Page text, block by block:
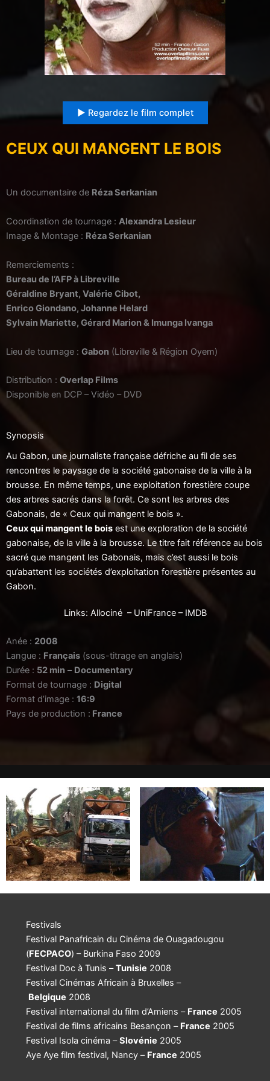
▶︎ Regardez le film complet
CEUX QUI MANGENT LE BOIS
Un documentaire de Réza Serkanian
Coordination de tournage : Alexandra Lesieur
Image & Montage : Réza Serkanian
Remerciements :
Bureau de l’AFP à Libreville
Géraldine Bryant, Valérie Cibot,
Enrico Giondano, Johanne Helard
Sylvain Mariette, Gérard Marion & Imunga Ivanga
Lieu de tournage : Gabon (Libreville & Région Oyem)
Distribution : Overlap Films
Disponible en DCP – Vidéo – DVD
Synopsis
Au Gabon, une journaliste française défriche au fil de ses
rencontres le paysage de la société gabonaise de la ville à la
brousse. En même temps, une exploitation forestière coupe
des arbres sacrés dans la forêt. Ce sont les arbres des
Gabonais, de « Ceux qui mangent le bois ».
Ceux qui mangent le bois est une exploration de la société
gabonaise, de la ville à la brousse. Le titre fait référence au bois
sacré que mangent les Gabonais, mais c’est aussi le bois
qu’abattent les sociétés d’exploitation forestière présentes au
Gabon.
Links: Allociné– UniFrance– IMDB
Anée : 2008
Langue : Français (sous-titrage en anglais)
Durée : 52 min – Documentary
Format de tournage : Digital
Format d’image : 16:9
Pays de production : France
Festivals
Festival Panafricain du Cinéma de Ouagadougou
(FECPACO) – Burkina Faso 2009
Festival Doc à Tunis –Tunisie 2008
Festival Cinémas Africain à Bruxelles –
Belgique 2008
Festival international du film d’Amiens – France 2005
Festival de films africains Besançon – France 2005
Festival Isola cinéma –Slovénie 2005
Aye Aye film festival, Nancy – France 2005